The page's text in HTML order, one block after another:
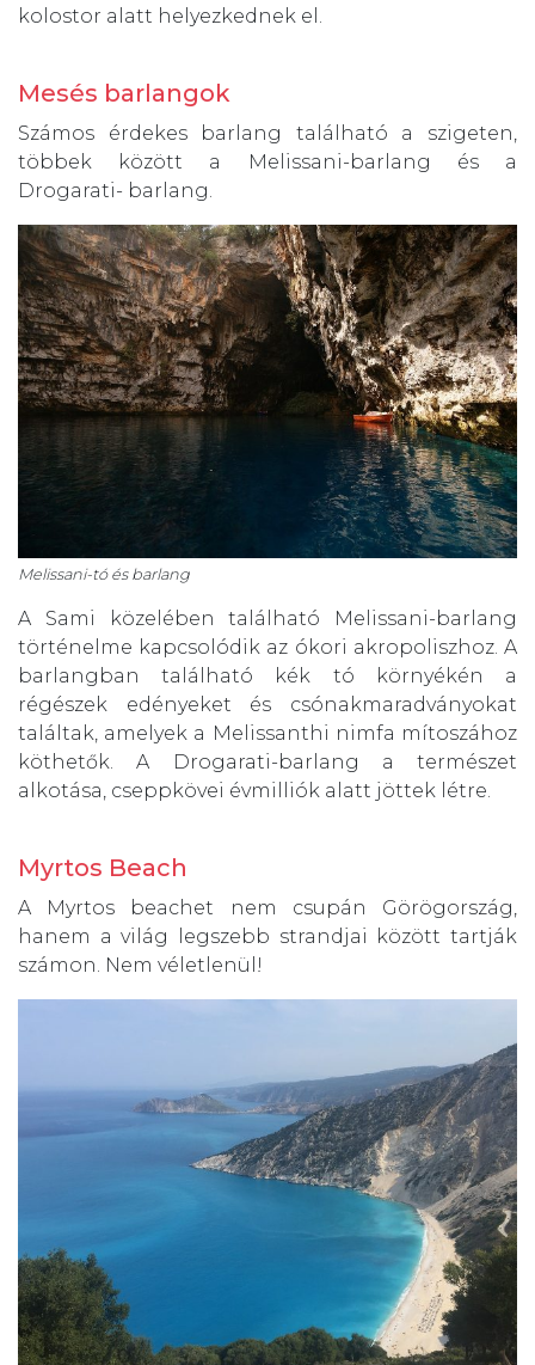
kolostor alatt helyezkednek el.
Mesés barlangok
Számos érdekes barlang található a szigeten,
többek között a Melissani-barlang és a
Drogarati- barlang.
Melissani-tó és barlang
A Sami közelében található Melissani-barlang
történelme kapcsolódik az ókori akropoliszhoz. A
barlangban található kék tó környékén a
régészek edényeket és csónakmaradványokat
találtak, amelyek a Melissanthi nimfa mítoszához
köthetők. A Drogarati-barlang a természet
alkotása, cseppkövei évmilliók alatt jöttek létre.
Myrtos Beach
A Myrtos beachet nem csupán Görögország,
hanem a világ legszebb strandjai között tartják
számon. Nem véletlenül!